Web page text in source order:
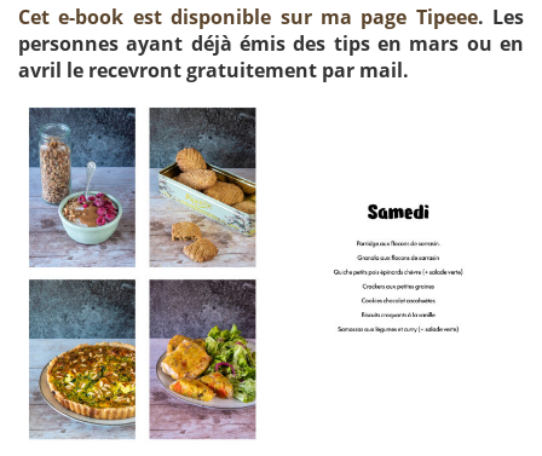
Cet e-book est disponible sur ma page Tipeee. Les
personnes ayant déjà émis des tips en mars ou en
avril le recevront gratuitement par mail.